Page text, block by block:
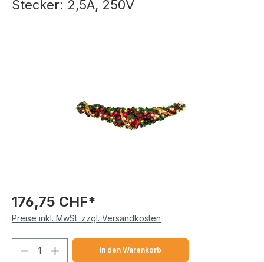
Stecker: 2,5A, 250V
176,75 CHF*
Preise inkl. MwSt. zzgl. Versandkosten
Produkt Anzahl: Gib den
In den Warenkorb